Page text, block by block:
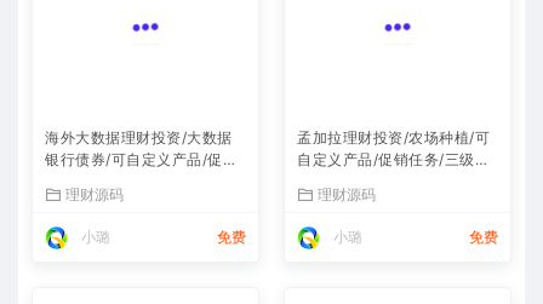
海外大数据理财投资/大数据
银行债券/可自定义产品/促销
理财源码
小璐 免费
孟加拉理财投资/农场种植/可
自定义产品/促销任务/三级分
理财源码
小璐 免费